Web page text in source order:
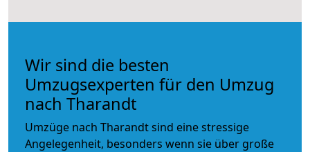
Wir sind die besten
Umzugsexperten für den Umzug
nach Tharandt
Umzüge nach Tharandt sind eine stressige
Angelegenheit, besonders wenn sie über große